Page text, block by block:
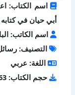
اسم الكتاب:
أبي حيان في كتابه
اسم الكاتب:
التصنيف:
اللغة: عربي
حجم الكتاب: 4.63 ميجا بايت